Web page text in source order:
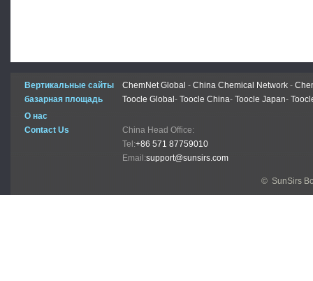
Вертикальные сайты ChemNet Global - China Chemical Network -
базарная площадь
Toocle Global - Toocle China- Toocle Japan-
О нас
Contact Us
China Head Office:
Tel:+86 571 87759010
Email:support@sunsirs.com
© SunSirs